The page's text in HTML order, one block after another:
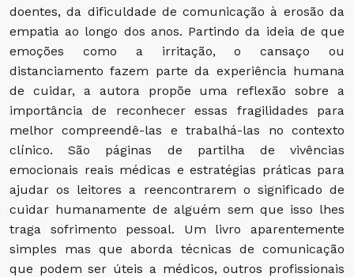
doentes, da dificuldade de comunicação à erosão da
empatia ao longo dos anos. Partindo da ideia de que
emoções como a irritação, o cansaço ou
distanciamento fazem parte da experiência humana
de cuidar, a autora propõe uma reflexão sobre a
importância de reconhecer essas fragilidades para
melhor compreendê-las e trabalhá-las no contexto
clínico. São páginas de partilha de vivências
emocionais reais médicas e estratégias práticas para
ajudar os leitores a reencontrarem o significado de
cuidar humanamente de alguém sem que isso lhes
traga sofrimento pessoal. Um livro aparentemente
simples mas que aborda técnicas de comunicação
que podem ser úteis a médicos, outros profissionais